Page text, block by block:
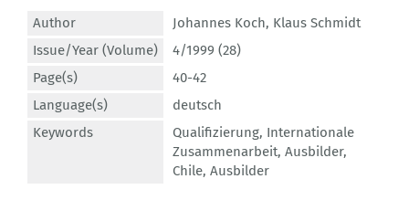
Author Johannes Koch, Klaus Schmidt
Issue/Year (Volume)
4/1999 (28)
Page(s)
40-42
Language(s)
deutsch
Keywords
Qualifizierung, Internationale
Zusammenarbeit, Ausbilder,
Chile, Ausbilder